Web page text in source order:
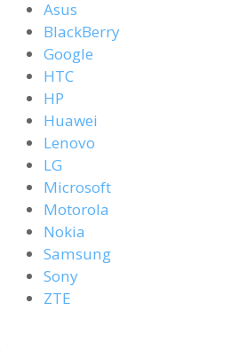
Asus
BlackBerry
Google
HTC
HP
Huawei
Lenovo
LG
Microsoft
Motorola
Nokia
Samsung
Sony
ZTE